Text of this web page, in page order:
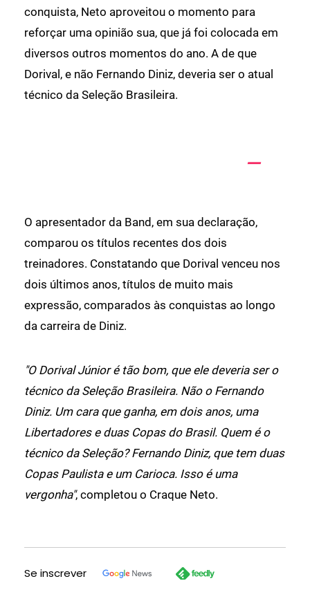
conquista, Neto aproveitou o momento para
reforçar uma opinião sua, que já foi colocada em
diversos outros momentos do ano. A de que
Dorival, e não Fernando Diniz, deveria ser o atual
técnico da Seleção Brasileira.
O apresentador da Band, em sua declaração,
comparou os títulos recentes dos dois
treinadores. Constatando que Dorival venceu nos
dois últimos anos, títulos de muito mais
expressão, comparados às conquistas ao longo
da carreira de Diniz.
"O Dorival Júnior é tão bom, que ele deveria ser o
técnico da Seleção Brasileira. Não o Fernando
Diniz. Um cara que ganha, em dois anos, uma
Libertadores e duas Copas do Brasil. Quem é o
técnico da Seleção? Fernando Diniz, que tem duas
Copas Paulista e um Carioca. Isso é uma
vergonha", completou o Craque Neto.
Se inscrever